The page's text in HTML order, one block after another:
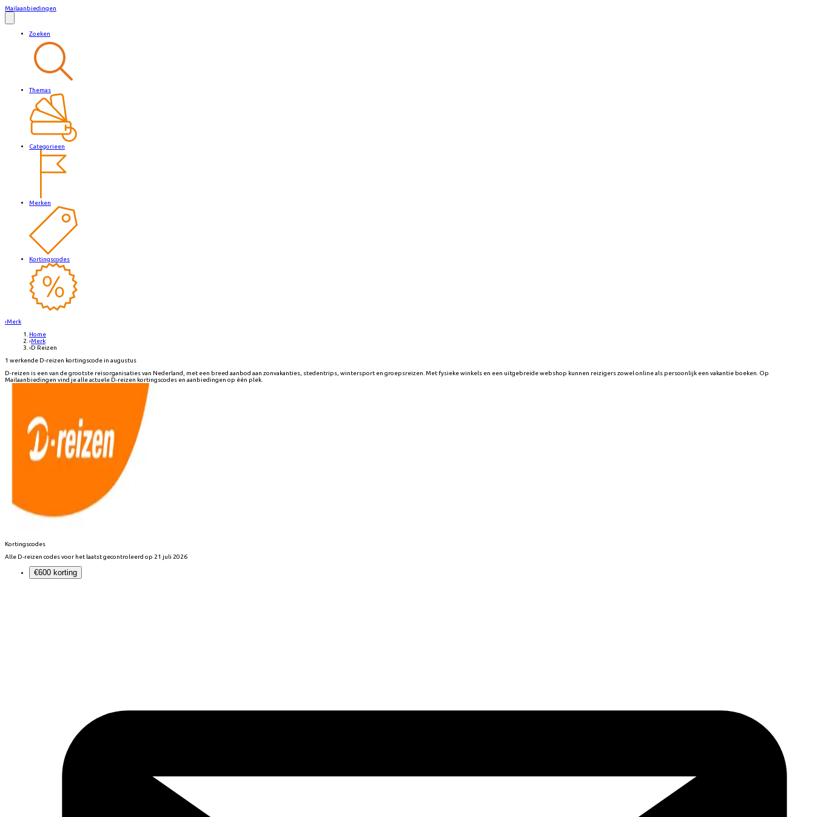
Mailaanbiedingen
Zoeken
Themas
Categorieen
Merken
Kortingscodes
‹Merk
Home
›Merk
›D Reizen
1 werkende D-reizen kortingscode in augustus
D-reizen is een van de grootste reisorganisaties van Nederland, met een breed aanbod aan zonvakanties, stedentrips, wintersport en groepsreizen. Met fysieke winkels en een uitgebreide webshop kunnen reizigers zowel online als persoonlijk een vakantie boeken. Op
Mailaanbiedingen vind je alle actuele D-reizen kortingscodes en aanbiedingen op één plek.
Kortingscodes
Alle D-reizen codes voor het laatst gecontroleerd op 21 juli 2026
€600 korting